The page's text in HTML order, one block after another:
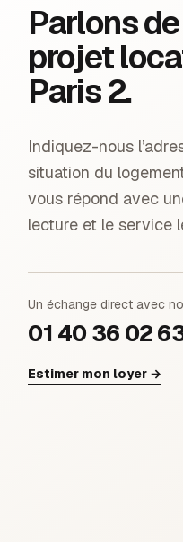
Parlons
projet
Paris 2.
Indiquez-nous
situation du
vous répond avec
lecture et le service
Un échange direct avec
01 40 36 02
Estimer mon loyer →